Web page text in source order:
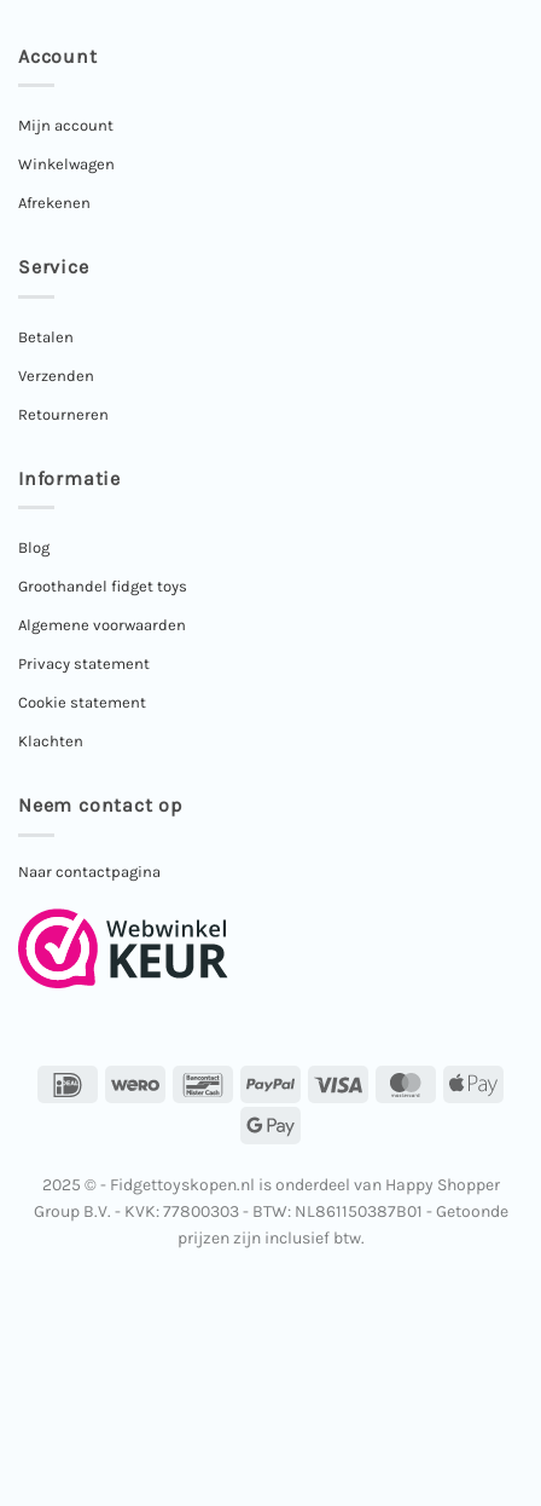
Account
Mijn account
Winkelwagen
Afrekenen
Service
Betalen
Verzenden
Retourneren
Informatie
Blog
Groothandel fidget toys
Algemene voorwaarden
Privacy statement
Cookie statement
Klachten
Neem contact op
Naar contactpagina
IDeal Wero BancontactPayPal Visa MasterCardApple
Google
2025 © - Fidgettoyskopen.nl is onderdeel van Happy Shopper
Group B.V. - KVK: 77800303 - BTW: NL861150387B01 - Getoonde
prijzen zijn inclusief btw.